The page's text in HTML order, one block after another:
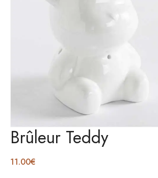
Brûleur Teddy
11.00€